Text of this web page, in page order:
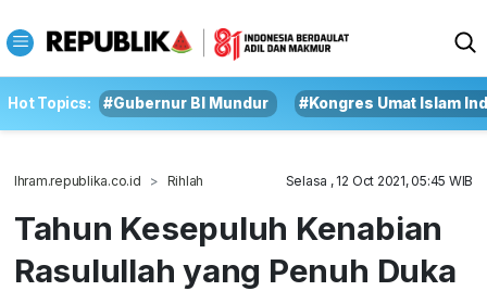
Hot Topics: #Gubernur BI Mundur #Kongres Umat Islam
Ihram.republika.co.id Rihlah Selasa , 12 Oct 2021, 05:45 WIB
Tahun Kesepuluh Kenabian
Rasulullah yang Penuh Duka